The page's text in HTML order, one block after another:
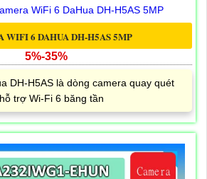
WIFI 6 DAHUA DH-H5AS 5MP
5%-35%
DH-H5AS là dòng camera quay quét
trợ Wi-Fi 6 băng tần